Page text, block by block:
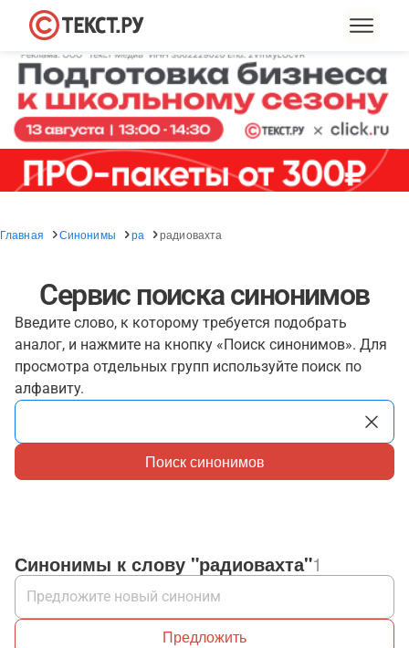
Главная Синонимы ра радиовахта
Сервис поиска синонимов
Введите слово, к которому требуется подобрать
аналог, и нажмите на кнопку «Поиск синонимов». Для
просмотра отдельных групп используйте поиск по
алфавиту.
Поиск синонимов
Синонимы к слову "радиовахта"1
Предложить